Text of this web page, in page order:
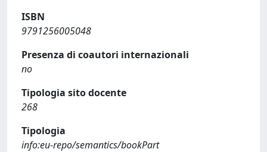
ISBN
9791256005048
Presenza di coautori internazionali
no
Tipologia sito docente
268
Tipologia
info:eu-repo/semantics/bookPart